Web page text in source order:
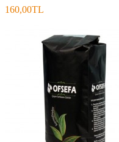
160,00TL